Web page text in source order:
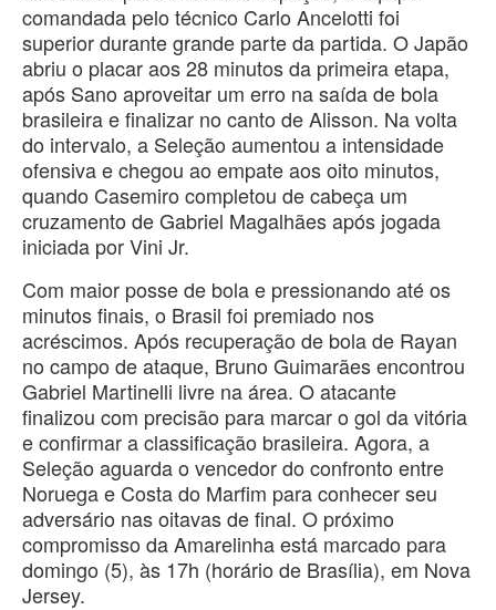
comandada pelo técnico Carlo Ancelotti foi
superior durante grande parte da partida. O Japão
abriu o placar aos 28 minutos da primeira etapa,
após Sano aproveitar um erro na saída de bola
brasileira e finalizar no canto de Alisson. Na volta
do intervalo, a Seleção aumentou a intensidade
ofensiva e chegou ao empate aos oito minutos,
quando Casemiro completou de cabeça um
cruzamento de Gabriel Magalhães após jogada
iniciada por Vini Jr.
Com maior posse de bola e pressionando até os
minutos finais, o Brasil foi premiado nos
acréscimos. Após recuperação de bola de Rayan
no campo de ataque, Bruno Guimarães encontrou
Gabriel Martinelli livre na área. O atacante
finalizou com precisão para marcar o gol da vitória
e confirmar a classificação brasileira. Agora, a
Seleção aguarda o vencedor do confronto entre
Noruega e Costa do Marfim para conhecer seu
adversário nas oitavas de final. O próximo
compromisso da Amarelinha está marcado para
domingo (5), às 17h (horário de Brasília), em Nova
Jersey.